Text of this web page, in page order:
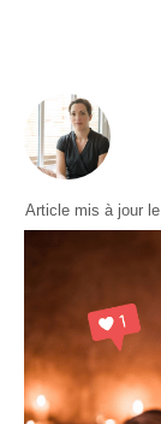
Article mis à jour le